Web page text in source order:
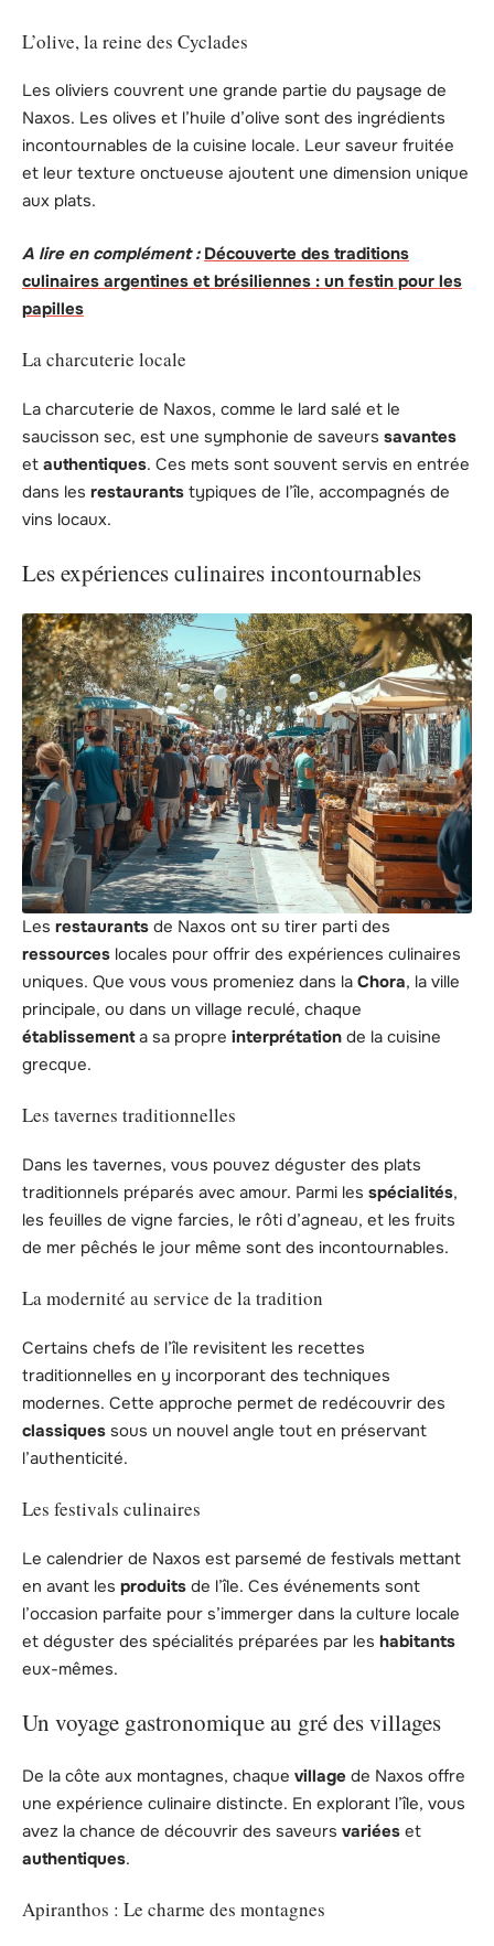
L’olive, la reine des Cyclades
Les oliviers couvrent une grande partie du paysage de
Naxos. Les olives et l’huile d’olive sont des ingrédients
incontournables de la cuisine locale. Leur saveur fruitée
et leur texture onctueuse ajoutent une dimension unique
aux plats.
A lire en complément : Découverte des traditions
culinaires argentines et brésiliennes : un festin pour les
papilles
La charcuterie locale
La charcuterie de Naxos, comme le lard salé et le
saucisson sec, est une symphonie de saveurs savantes
et authentiques. Ces mets sont souvent servis en entrée
dans les restaurants typiques de l’île, accompagnés de
vins locaux.
Les expériences culinaires incontournables
Les restaurants de Naxos ont su tirer parti des
ressources locales pour offrir des expériences culinaires
uniques. Que vous vous promeniez dans la Chora, la ville
principale, ou dans un village reculé, chaque
établissementa sa propre interprétation de la cuisine
grecque.
Les tavernes traditionnelles
Dans les tavernes, vous pouvez déguster des plats
traditionnels préparés avec amour. Parmi les spécialités,
les feuilles de vigne farcies, le rôti d’agneau, et les fruits
de mer pêchés le jour même sont des incontournables.
La modernité au service de la tradition
Certains chefs de l’île revisitent les recettes
traditionnelles en y incorporant des techniques
modernes. Cette approche permet de redécouvrir des
classiques sous un nouvel angle tout en préservant
l’authenticité.
Les festivals culinaires
Le calendrier de Naxos est parsemé de festivals mettant
en avant les produits de l’île. Ces événements sont
l’occasion parfaite pour s’immerger dans la culture locale
et déguster des spécialités préparées par les habitants
eux-mêmes.
Un voyage gastronomique au gré des villages
De la côte aux montagnes, chaque village de Naxos offre
une expérience culinaire distincte. En explorant l’île, vous
avez la chance de découvrir des saveurs variées et
authentiques.
Apiranthos : Le charme des montagnes